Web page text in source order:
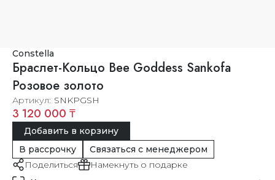
Constella
Браслет-Кольцо Bee Goddess Sankofa
Розовое золото
Артикул SNKPGSH
3 120 000 ₸
Добавить в корзину
В рассрочку
Связаться с менеджером
Поделиться
Намекнуть о подарке